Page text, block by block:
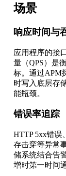
场景
响应时间与
应用程序的接
量（QPS）是
标。通过APM
时写入底层存
能瓶颈。
错误率追踪
HTTP 5xx错误
存击穿等异常
储系统结合告
增时第一时间